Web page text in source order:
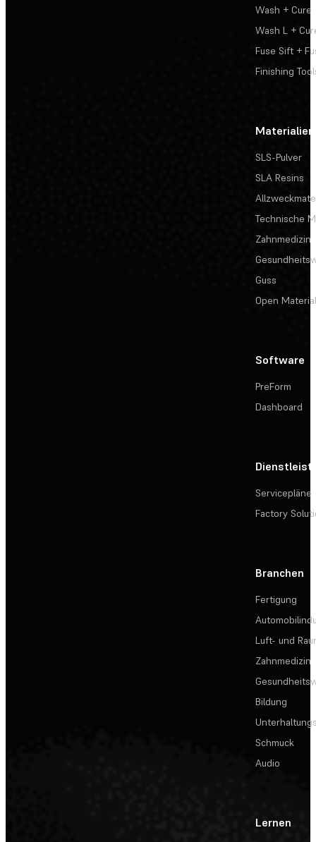
Wash + Cure
Wash L +
Fuse Sift +
Finishing
Materialien
SLS-Pulver
SLA Resins
Technische
Zahnmedizin
Guss
Open
Software
PreForm
Dashboard
Servicepläne
Factory
Branchen
Fertigung
Luft- und
Zahnmedizin
Bildung
Schmuck
Audio
Lernen